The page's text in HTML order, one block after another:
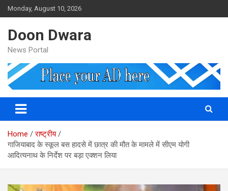
Skip
to
Monday, August 10, 2026
Doon Dwara
News Portal
Home
राष्ट्रीय
गाजियाबाद के स्कूल बस हादसे में छात्र की मौत के मामले में सीएम योगी
आदित्यनाथ के निर्देश पर बड़ा एक्शन लिया